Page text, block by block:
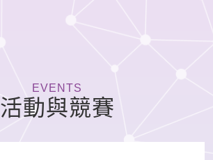
EVENTS
活動與競賽